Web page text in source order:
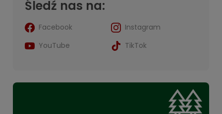
Śledź nas na:
Facebook
Instagram
YouTube
TikTok